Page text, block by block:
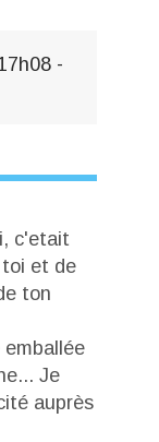
-
c'etait
et de
ton
Je
auprès